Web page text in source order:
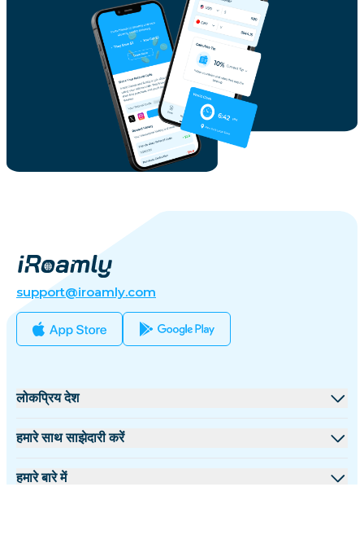
support@iroamly.com
लोकप्रिय देश
संयुक्त राज्य
हमारे साथ साझेदारी करें
थोक मंच
हमारे बारे में